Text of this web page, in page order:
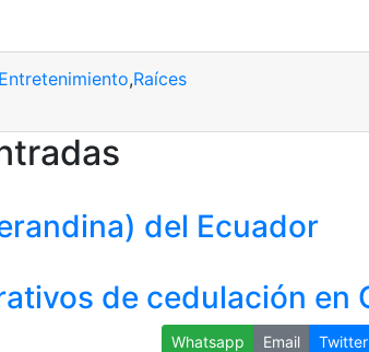
Entretenimiento,Raíces
del Ecuador
de cedulación en
Whatsapp Email Twitter